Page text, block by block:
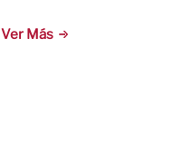
Ver Más